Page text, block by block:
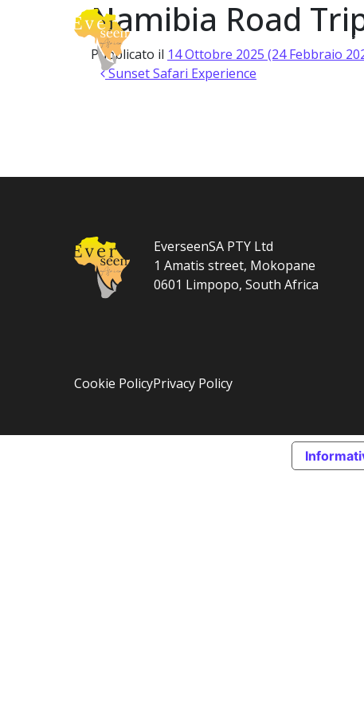
Vai al contenuto
Navigazione principale Safari
Namibia Road
Pubblicato il 14 Ottobre 2025 (24 Febbraio
Navigazione articoli
Sunset Safari Experience
EverseenSA PTY Ltd
1 Amatis street, Mokopane
0601 Limpopo, South Africa
Cookie PolicyPrivacy Policy